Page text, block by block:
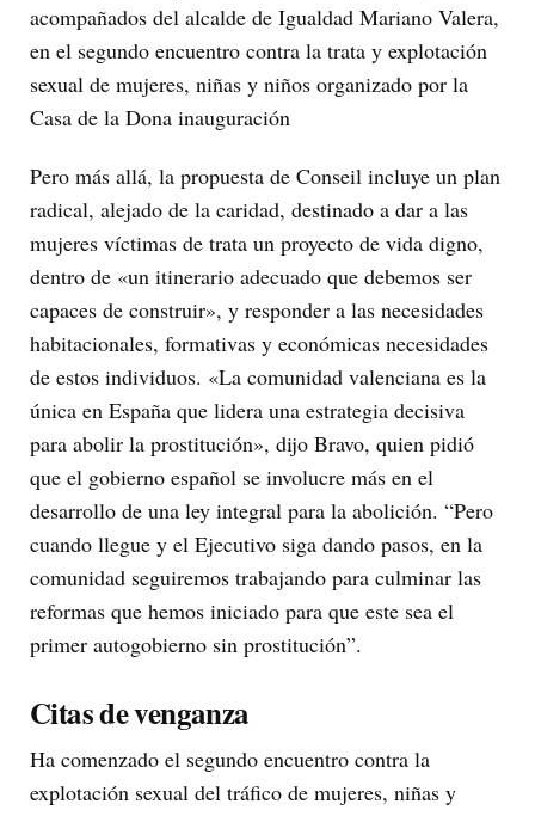
acompañados del alcalde de Igualdad Mariano Valera,
en el segundo encuentro contra la trata y explotación
sexual de mujeres, niñas y niños organizado por la
Casa de la Dona inauguración
Pero más allá, la propuesta de Conseil incluye un plan
radical, alejado de la caridad, destinado a dar a las
mujeres víctimas de trata un proyecto de vida digno,
dentro de «un itinerario adecuado que debemos ser
capaces de construir», y responder a las necesidades
habitacionales, formativas y económicas necesidades
de estos individuos. «La comunidad valenciana es la
única en España que lidera una estrategia decisiva
para abolir la prostitución», dijo Bravo, quien pidió
que el gobierno español se involucre más en el
desarrollo de una ley integral para la abolición. “Pero
cuando llegue y el Ejecutivo siga dando pasos, en la
comunidad seguiremos trabajando para culminar las
reformas que hemos iniciado para que este sea el
primer autogobierno sin prostitución”.
Citas de venganza
Ha comenzado el segundo encuentro contra la
explotación sexual del tráfico de mujeres, niñas y